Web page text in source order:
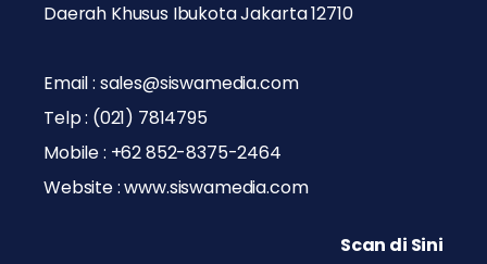
Daerah Khusus Ibukota Jakarta 12710
Email : sales@siswamedia.com
Telp : (021) 7814795
Mobile : +62 852-8375-2464
Website : www.siswamedia.com
Scan di Sini